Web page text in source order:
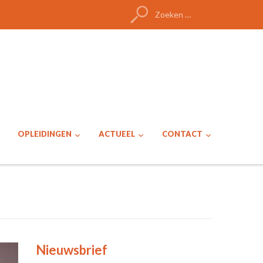
Zoeken
naar:
OPLEIDINGEN ACTUEEL CONTACT
Nieuwsbrief